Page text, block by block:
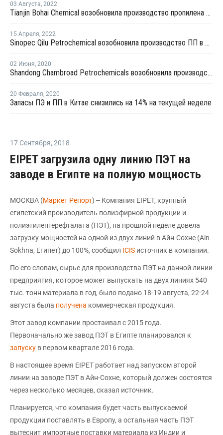
03 Августа, 2022
Tianjin Bohai Chemical возобновила производство пропилена на установке дегидрирования пропана в Таньзине
15 Апреля, 2022
Sinopec Qilu Petrochemical возобновила производство ПП в Китае
02 Июня, 2020
Shandong Chambroad Petrochemicals возобновила производство пропилена в Биньчжоу
20 Февраля, 2020
Запасы ПЭ и ПП в Китае снизились на 14% на текущей неделе
17 Сентября, 2018
EIPET загрузила одну линию ПЭТ на
заводе в Египте на полную мощность
МОСКВА (Маркет Репорт) -- Компания EIPET, крупный
египетский производитель полиэфирной продукции и
полиэтилентерефталата (ПЭТ), на прошлой неделе довела
загрузку мощностей на одной из двух линий в Айн-Сохне (Ain
Sokhna, Египет) до 100%, сообщил ICIS источник в компании.
По его словам, сырье для производства ПЭТ на данной линии
предприятия, которое может выпускать на двух линиях 540
тыс. тонн материала в год, было подано 18-19 августа, 22-24
августа была получена коммерческая продукция.
Этот завод компании простаивал с 2015 года.
Первоначально же завод ПЭТ в Египте планировался к
запуску в первом квартале 2016 года.
В настоящее время EIPET работает над запуском второй
линии на заводе ПЭТ в Айн-Сохне, который должен состоятся
через несколько месяцев, сказал источник.
Планируется, что компания будет часть выпускаемой
продукции поставлять в Европу, а остальная часть ПЭТ
вытеснит импортные поставки материала из Индии и